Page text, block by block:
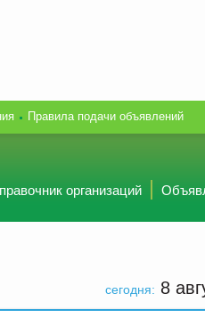
Правила подачи объявлений
организаций
сегодня: 8